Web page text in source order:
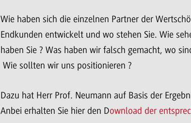
Wie haben sich die einzelnen Partner der
Endkunden entwickelt und wo stehen Sie. Wie
haben Sie ? Was haben wir falsch gemacht, wo
Wie sollten wir uns positionieren ?
Dazu hat Herr Prof. Neumann auf Basis der
Anbei erhalten Sie hier den Download der